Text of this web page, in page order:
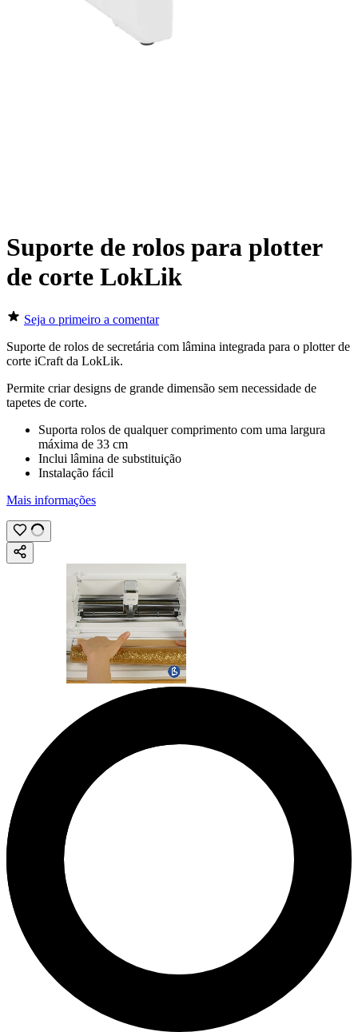
Suporte de rolos para plotter
de corte LokLik
Seja o primeiro a comentar
Suporte de rolos de secretária com lâmina integrada para o plotter de
corte iCraft da LokLik.
Permite criar designs de grande dimensão sem necessidade de
tapetes de corte.
Suporta rolos de qualquer comprimento com uma largura
máxima de 33 cm
Inclui lâmina de substituição
Instalação fácil
Mais informações